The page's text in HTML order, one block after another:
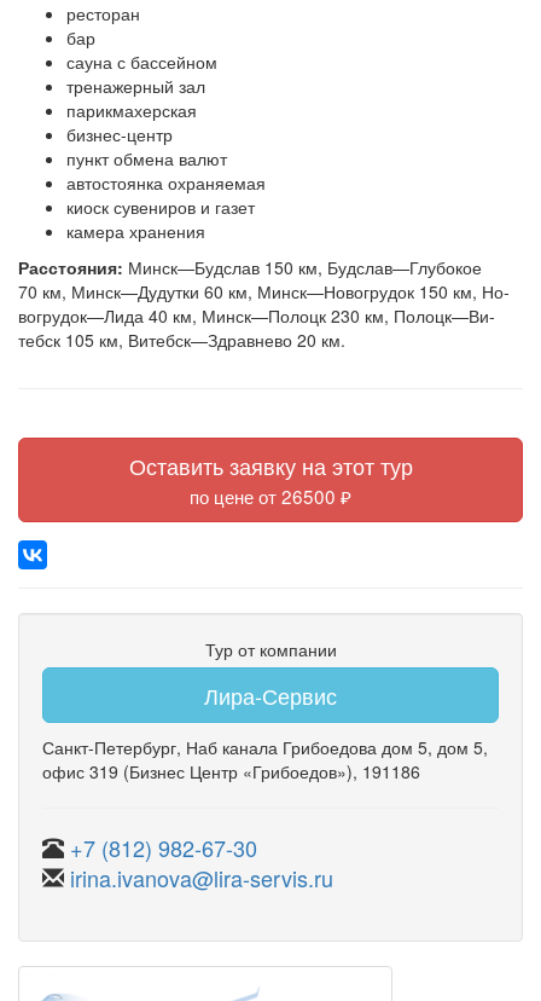
ресторан
бар
сауна с бассейном
тренажерный зал
парикмахерская
бизнес-центр
пункт обмена валют
автостоянка охраняемая
киоск сувениров и газет
камера хранения
Расстояния: Минск—Буд­слав 150 км, Буд­слав—Глу­бо­кое
70 км, Минск—Ду­дутки 60 км, Минск—Но­во­гру­док 150 км, Но­
во­гру­док—Ли­да 40 км, Минск—По­лоцк 230 км, По­лоцк—Ви­
тебск 105 км, Ви­тебск—Здрав­не­во 20 км.
Оставить заявку на этот тур
по цене от 26500 ₽
Тур от компании
Лира-Сервис
Санкт-Петербург, Наб канала Грибоедова дом 5, дом 5,
офис 319 (Бизнес Центр «Грибоедов»), 191186
+7 (812) 982-67-30
irina.ivanova@lira-servis.ru